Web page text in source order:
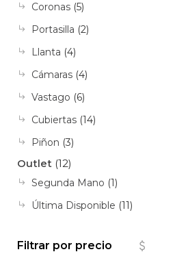
Coronas (5)
Portasilla (2)
Llanta (4)
Cámaras (4)
Vastago (6)
Cubiertas (14)
Piñon (3)
Outlet (12)
Segunda Mano (1)
Última Disponible (11)
Filtrar por precio